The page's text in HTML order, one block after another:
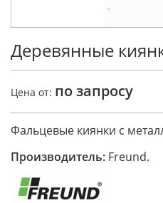
Деревянные
Цена от: по запросу
Фальцевые киянки с
Производитель: Freund.